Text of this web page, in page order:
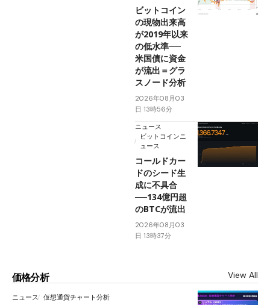
ビットコイン
の現物出来高
が2019年以来
の低水準──
米国債に資金
が流出＝グラ
スノード分析
2026年08月03
日 13時56分
ニュース
ビットコインニ
ュース
コールドカー
ドのシード生
成に不具合
──134億円超
のBTCが流出
2026年08月03
日 13時37分
価格分析 View All
ニュース 仮想通貨チャート分析